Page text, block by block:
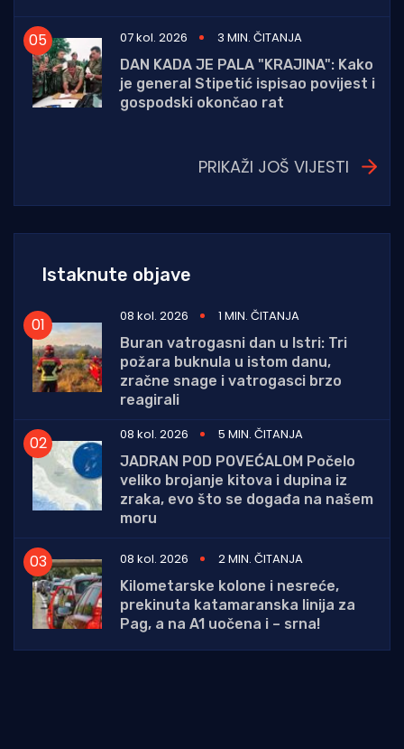
07 kol. 2026
3 MIN. ČITANJA
DAN KADA JE PALA "KRAJINA": Kako
je general Stipetić ispisao povijest i
gospodski okončao rat
PRIKAŽI JOŠ VIJESTI
Istaknute objave
08 kol. 2026
1 MIN. ČITANJA
Buran vatrogasni dan u Istri: Tri
požara buknula u istom danu,
zračne snage i vatrogasci brzo
reagirali
08 kol. 2026
5 MIN. ČITANJA
JADRAN POD POVEĆALOM Počelo
veliko brojanje kitova i dupina iz
zraka, evo što se događa na našem
moru
08 kol. 2026
2 MIN. ČITANJA
Kilometarske kolone i nesreće,
prekinuta katamaranska linija za
Pag, a na A1 uočena i – srna!